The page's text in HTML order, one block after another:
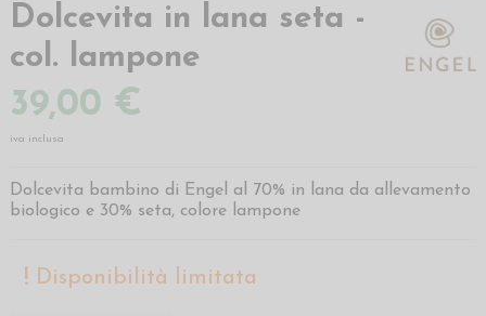
Dolcevita in lana seta -
col. lampone
39,00 €
iva inclusa
Dolcevita bambino di Engel al 70% in lana da allevamento
biologico e 30% seta, colore lampone
Disponibilità limitata